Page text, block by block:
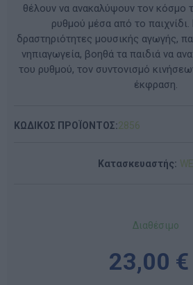
θέλουν να ανακαλύψουν τον κόσμο
ρυθμού μέσα από το
δραστηριότητες μουσικής αγωγής,
νηπιαγωγεία, βοηθά τα παιδιά να
του ρυθμού, τον συντονισμό
έκφραση.
ΚΩΔΙΚΟΣ ΠΡΟΪΟΝΤΟΣ:2856
Κατασκευαστής:
Διαθέσιμο
23,00 €